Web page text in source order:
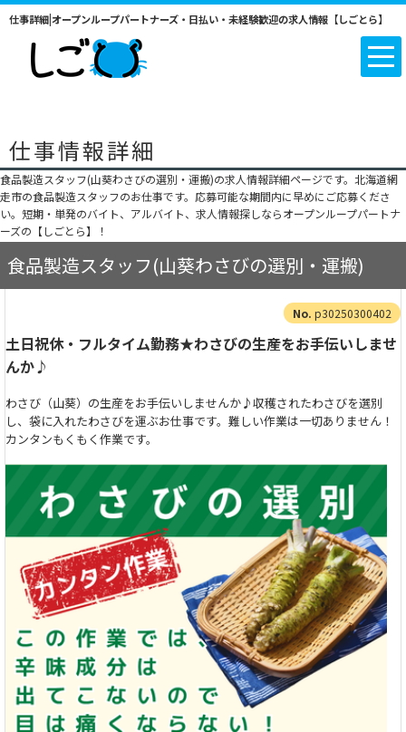
仕事詳細|オープンループパートナーズ・日払い・未経験歓迎の求人情報【しごとら】
仕事情報詳細
食品製造スタッフ(山葵わさびの選別・運搬)の求人情報詳細ページです。北海道網
走市の食品製造スタッフのお仕事です。応募可能な期間内に早めにご応募くださ
い。短期・単発のバイト、アルバイト、求人情報探しならオープンループパートナ
ーズの【しごとら】！
食品製造スタッフ(山葵わさびの選別・運搬)
p30250300402
土日祝休・フルタイム勤務★わさびの生産をお手伝いしませ
んか♪
わさび（山葵）の生産をお手伝いしませんか♪収穫されたわさびを選別
し、袋に入れたわさびを運ぶお仕事です。難しい作業は一切ありません！
カンタンもくもく作業です。